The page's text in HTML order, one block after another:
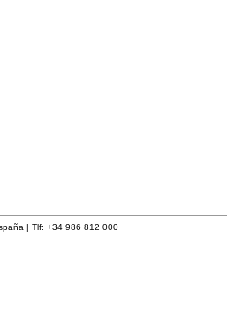
| Tlf: +34 986 812 000